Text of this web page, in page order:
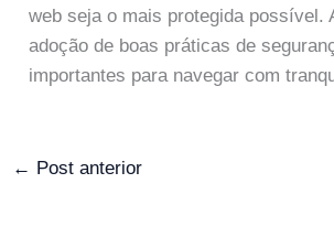
web seja o mais protegida possível.
adoção de boas práticas de
importantes para navegar com
← Post anterior